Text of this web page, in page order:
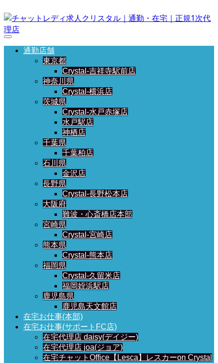
通勤店舗
東京都
Crystal-吉祥寺駅前店
神奈川県
Crystal-横浜店
茨城県
Crystal-水戸赤塚店
水戸駅店
神栖店
千葉県
千葉柏店
石川県
金沢店
長野県
Crystal-長野松本店
大阪府
難波・心斎橋店本部
宮崎県
Crystal-宮崎店
熊本県
Crystal-熊本店
福岡県
Crystal-久留米店
福岡姪浜駅店
鹿児島県
鹿児島天文館店
在宅お仕事(本部)
在宅お仕事(サポートFC店)
在宅代理店 daisy(デイジー)
在宅代理店 joa(ジョア)
在宅チャットOffice【Lesca】レスカーon Crystal